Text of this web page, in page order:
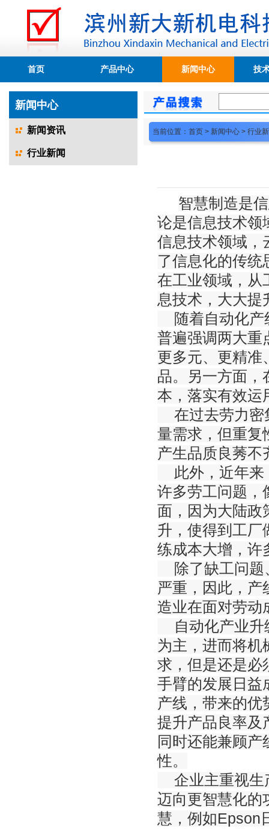
首页 产品中心 新闻中心 技
新闻中心
新闻资讯
行业新闻
当前位置： 首页 > 新闻中心 > 行业
智慧制造是
论是信息技术领
信息技术领域，
了信息化的传统
在工业领域，从
息技术，大大提
随着自动化产
普遍强调两大重
更多元、更精准
品。另一方面，
本，落实有效运
在过去劳力密
量需求，但重复
产生品质良莠不
此外，近年来
许多劳工问题，
面，因为大陆政
升，使得到工厂
练成本大增，许
除了缺工问题
严重，因此，产
造业在面对劳动
自动化产业升
为主，进而将机
求，但是还是必
手臂的发展日益
产线，带来的优
提升产品良率及
同时还能兼顾
性。
企业主重视生
迈向更智慧化的
慧，例如Epson